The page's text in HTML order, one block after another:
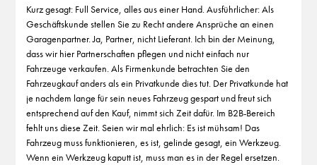
Kurz gesagt: Full Service, alles aus einer Hand. Ausführlicher: Als
Geschäftskunde stellen Sie zu Recht andere Ansprüche an einen
Garagenpartner. Ja, Partner, nicht Lieferant. Ich bin der Meinung,
dass wir hier Partnerschaften pflegen und nicht einfach nur
Fahrzeuge verkaufen. Als Firmenkunde betrachten Sie den
Fahrzeugkauf anders als ein Privatkunde dies tut. Der Privatkunde hat
je nachdem lange für sein neues Fahrzeug gespart und freut sich
entsprechend auf den Kauf, nimmt sich Zeit dafür. Im B2B-Bereich
fehlt uns diese Zeit. Seien wir mal ehrlich: Es ist mühsam! Das
Fahrzeug muss funktionieren, es ist, gelinde gesagt, ein Werkzeug.
Wenn ein Werkzeug kaputt ist, muss man es in der Regel ersetzen.